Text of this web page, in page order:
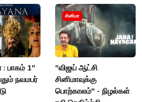
பாகம் 1"
நவமபர்
சினிமா
"விஜய் ஆட்சி
சினிமாவுக்கு
பொற்காலம்" - நிழல்கள்